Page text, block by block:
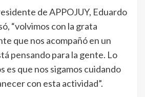
de APPOJUY, Eduardo
“volvimos con la grata
que nos acompañó en un
pensando para la gente. Lo
es que nos sigamos cuidando
con esta actividad”.